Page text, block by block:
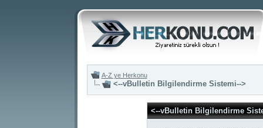
A-Z ye Herkonu
<--vBulletin Bilgilendirme Sistemi-->
<--vBulletin Bilgilendirme